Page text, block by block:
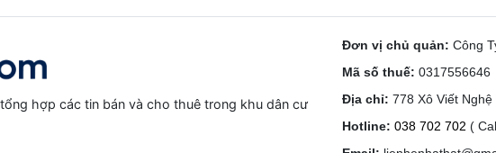
hợp các tin bán và cho thuê trong khu dân cư
Đơn vị chủ quản: Công
Mã số thuế: 0317556646
Địa chỉ: 778 Xô Viết
Hotline: 038 702 702 (